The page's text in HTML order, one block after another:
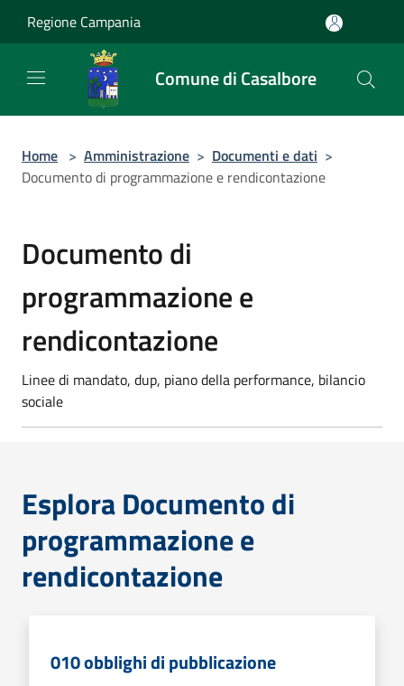
Regione Campania
Comune di Casalbore
Home > Amministrazione > Documenti e dati >
Documento di programmazione e rendicontazione
Documento di
programmazione e
rendicontazione
Linee di mandato, dup, piano della performance, bilancio
sociale
Esplora Documento di
programmazione e
rendicontazione
010 obblighi di pubblicazione